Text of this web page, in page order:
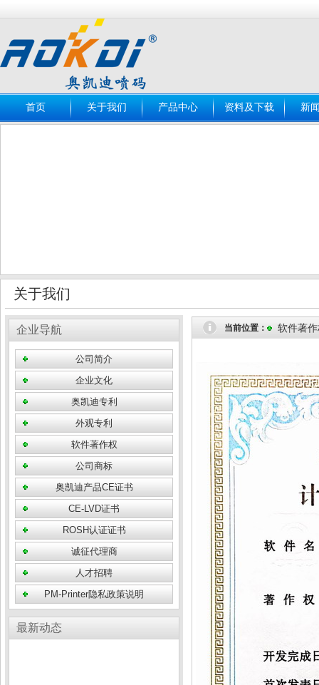
首页 关于我们 产品中心 资料及下载 新
关于我们
企业导航
公司简介
企业文化
奥凯迪专利
外观专利
软件著作权
公司商标
奥凯迪产品CE证书
CE-LVD证书
ROSH认证证书
诚征代理商
人才招聘
PM-Printer隐私政策说明
最新动态
当前位置： 软件著